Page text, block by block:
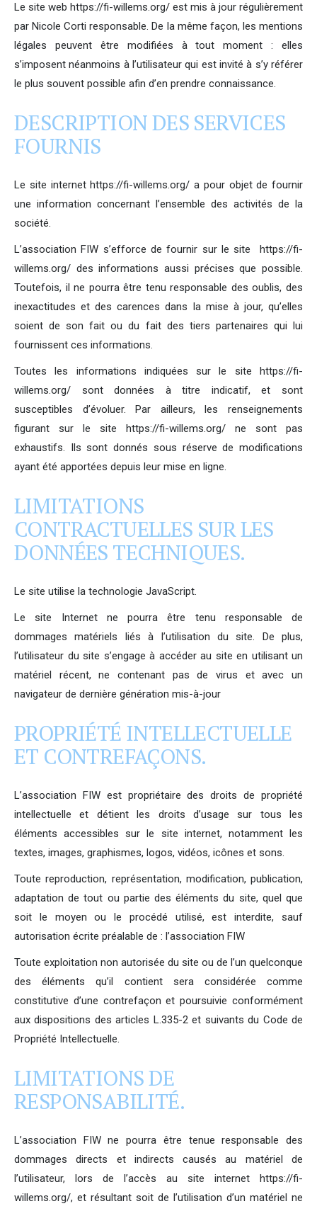
Le site web https://fi-willems.org/ est mis à jour régulièrement
par Nicole Corti responsable. De la même façon, les mentions
légales peuvent être modifiées à tout moment : elles
s’imposent néanmoins à l’utilisateur qui est invité à s’y référer
le plus souvent possible afin d’en prendre connaissance.
DESCRIPTION DES SERVICES
FOURNIS
Le site internet https://fi-willems.org/ a pour objet de fournir
une information concernant l’ensemble des activités de la
société.
L’association FIW s’efforce de fournir sur le site https://fi-
willems.org/ des informations aussi précises que possible.
Toutefois, il ne pourra être tenu responsable des oublis, des
inexactitudes et des carences dans la mise à jour, qu’elles
soient de son fait ou du fait des tiers partenaires qui lui
fournissent ces informations.
Toutes les informations indiquées sur le site https://fi-
willems.org/ sont données à titre indicatif, et sont
susceptibles d’évoluer. Par ailleurs, les renseignements
figurant sur le site https://fi-willems.org/ ne sont pas
exhaustifs. Ils sont donnés sous réserve de modifications
ayant été apportées depuis leur mise en ligne.
LIMITATIONS
CONTRACTUELLES SUR LES
DONNÉES TECHNIQUES.
Le site utilise la technologie JavaScript.
Le site Internet ne pourra être tenu responsable de
dommages matériels liés à l’utilisation du site. De plus,
l’utilisateur du site s’engage à accéder au site en utilisant un
matériel récent, ne contenant pas de virus et avec un
navigateur de dernière génération mis-à-jour
PROPRIÉTÉ INTELLECTUELLE
ET CONTREFAÇONS.
L’association FIW est propriétaire des droits de propriété
intellectuelle et détient les droits d’usage sur tous les
éléments accessibles sur le site internet, notamment les
textes, images, graphismes, logos, vidéos, icônes et sons.
Toute reproduction, représentation, modification, publication,
adaptation de tout ou partie des éléments du site, quel que
soit le moyen ou le procédé utilisé, est interdite, sauf
autorisation écrite préalable de : l’association FIW
Toute exploitation non autorisée du site ou de l’un quelconque
des éléments qu’il contient sera considérée comme
constitutive d’une contrefaçon et poursuivie conformément
aux dispositions des articles L.335-2 et suivants du Code de
Propriété Intellectuelle.
LIMITATIONS DE
RESPONSABILITÉ.
L’association FIW ne pourra être tenue responsable des
dommages directs et indirects causés au matériel de
l’utilisateur, lors de l’accès au site internet https://fi-
willems.org/, et résultant soit de l’utilisation d’un matériel ne